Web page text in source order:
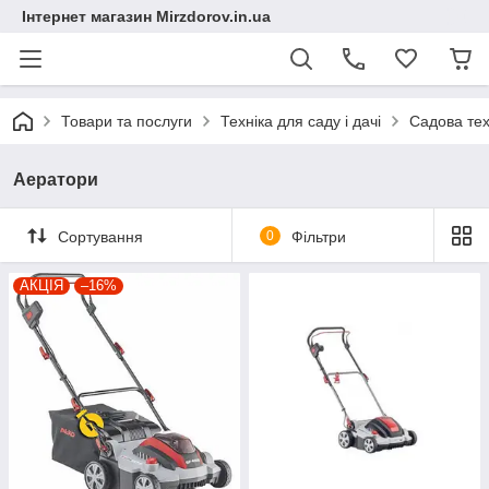
Інтернет магазин Mirzdorov.in.ua
Товари та послуги Техніка для саду і дачі Садова
Аератори
Сортування 0 Фільтри
АКЦІЯ –16%